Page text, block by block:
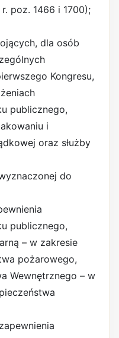
poz. 1466 i 1700);
dla osób
Kongresu,
publicznego,
i
oraz służby
do
publicznego,
– w zakresie
pożarowego,
Wewnętrznego – w